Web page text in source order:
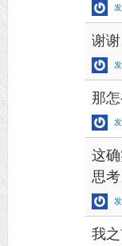
谢
那怎
这
思考
我